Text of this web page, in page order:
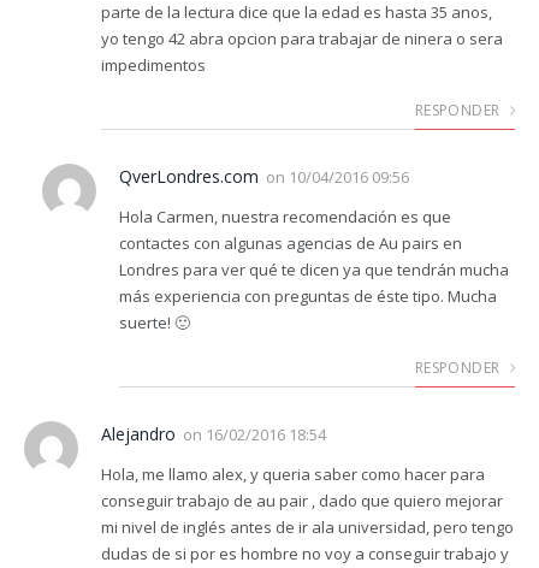
parte de la lectura dice que la edad es hasta 35 anos,
yo tengo 42 abra opcion para trabajar de ninera o sera
impedimentos
RESPONDER
QverLondres.com on 10/04/2016 09:56
Hola Carmen, nuestra recomendación es que
contactes con algunas agencias de Au pairs en
Londres para ver qué te dicen ya que tendrán mucha
más experiencia con preguntas de éste tipo. Mucha
suerte! 🙂
RESPONDER
Alejandro on 16/02/2016 18:54
Hola, me llamo alex, y queria saber como hacer para
conseguir trabajo de au pair , dado que quiero mejorar
mi nivel de inglés antes de ir ala universidad, pero tengo
dudas de si por es hombre no voy a conseguir trabajo y